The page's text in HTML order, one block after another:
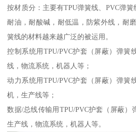
按材质分：主要有TPU弹簧线、PVC弹簧
耐油，耐酸碱，耐低温，防紫外线，耐
簧线的材料越来越广泛的被运用。
控制系统用TPU/PVC护套（屏蔽）弹簧
线，物流系统，机器人等；
动力系统用TPU/PVC护套（屏蔽）弹簧
机，生产线等；
数据/总线传输用TPU/PVC护套（屏蔽）
生产线，物流系统，机器人等。